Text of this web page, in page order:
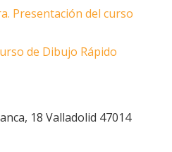
Presentación del curso
de Dibujo Rápido
18 Valladolid 47014